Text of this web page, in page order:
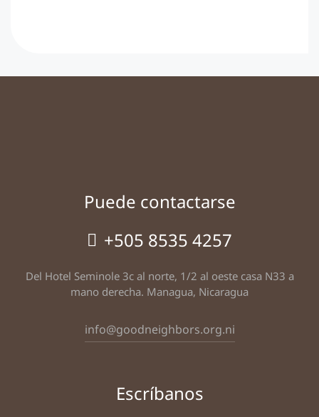
Puede contactarse
+505 8535 4257
Del Hotel Seminole 3c al norte, 1/2 al oeste casa N33 a
mano derecha. Managua, Nicaragua
info@goodneighbors.org.ni
Escríbanos